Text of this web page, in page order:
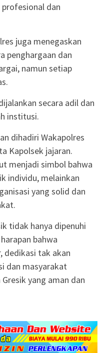
dan
juga menegaskan
penghargaan dan
namun setiap
secara adil dan
institusi.
dihadiri Wakapolres
Kapolsek jajaran.
menjadi simbol bahwa
individu, melainkan
yang solid dan
tidak hanya dipenuhi
bahwa
dedikasi tak akan
dan masyarakat
yang aman dan